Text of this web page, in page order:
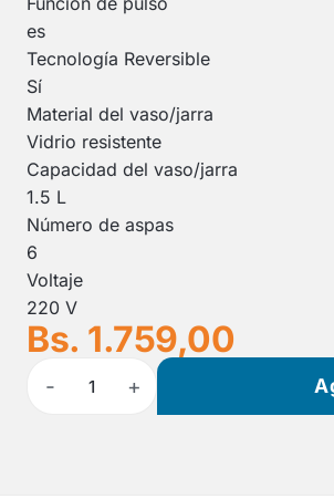
es
Tecnología Reversible
Sí
Material del vaso/jarra
Vidrio resistente
Capacidad del vaso/jarra
1.5 L
Número de aspas
6
Voltaje
220 V
Bs. 1.759,00
- 1 +